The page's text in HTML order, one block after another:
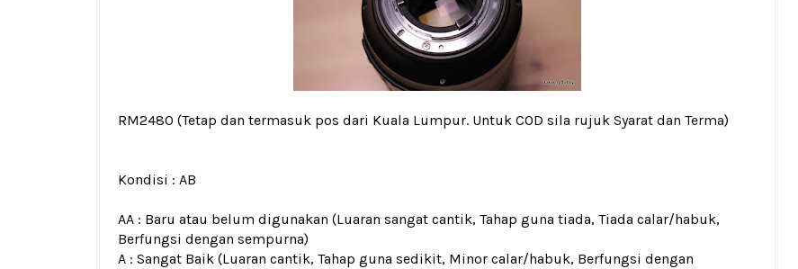
RM2480 (Tetap dan termasuk pos dari Kuala Lumpur. Untuk COD sila rujuk Syarat dan Terma)
Kondisi : AB
AA : Baru atau belum digunakan (Luaran sangat cantik, Tahap guna tiada, Tiada calar/habuk,
Berfungsi dengan sempurna)
A : Sangat Baik (Luaran cantik, Tahap guna sedikit, Minor calar/habuk, Berfungsi dengan